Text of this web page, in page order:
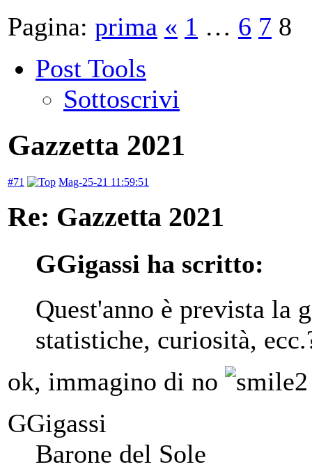
Pagina: prima « 1 … 6 7 8
Post Tools
Sottoscrivi
Gazzetta 2021
#71 Mag-25-21 11:59:51
Re: Gazzetta 2021
GGigassi ha scritto:
Quest'anno è prevista la
statistiche, curiosità,
ok, immagino di no
GGigassi
Barone del Sole